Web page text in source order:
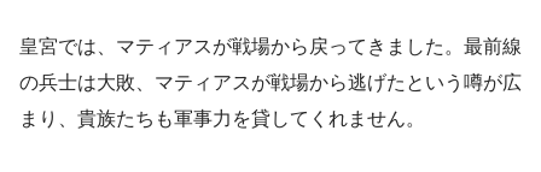
皇宮では、マティアスが戦場から戻ってきました。最前線
の兵士は大敗、マティアスが戦場から逃げたという噂が広
まり、貴族たちも軍事力を貸してくれません。